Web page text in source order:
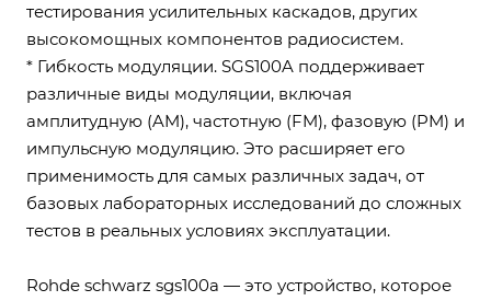
тестирования усилительных каскадов, других
высокомощных компонентов радиосистем.
* Гибкость модуляции. SGS100A поддерживает
различные виды модуляции, включая
амплитудную (AM), частотную (FM), фазовую (PM) и
импульсную модуляцию. Это расширяет его
применимость для самых различных задач, от
базовых лабораторных исследований до сложных
тестов в реальных условиях эксплуатации.
Rohde schwarz sgs100a — это устройство, которое